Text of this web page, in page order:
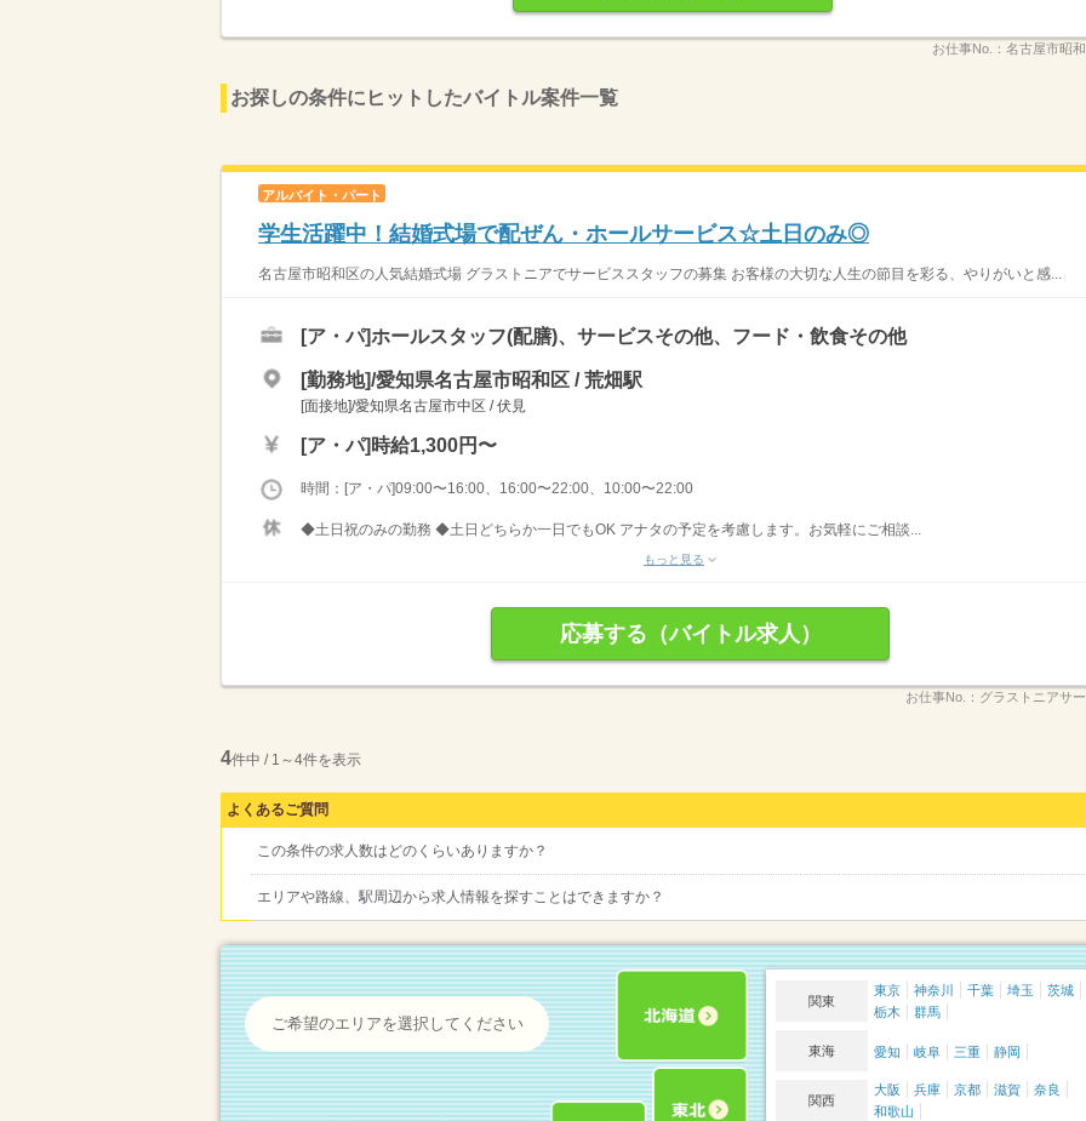
お仕事No.： 名古屋市昭
お探しの条件にヒットしたバイトル案件一覧
アルバイト・パート
学生活躍中！結婚式場で配ぜん・ホールサービス☆土日のみ◎
名古屋市昭和区の人気結婚式場 グラストニアでサービススタッフの募集 お客様の大切な人生の節目を彩る、やりがいと感...
[ア・パ]ホールスタッフ(配膳)、サービスその他、フード・飲食その他
[勤務地]/愛知県名古屋市昭和区 / 荒畑駅
[面接地]/愛知県名古屋市中区 / 伏見
[ア・パ] 時給1,300円〜
時間：[ア・パ]09:00〜16:00、16:00〜22:00、10:00〜22:00
◆土日祝のみの勤務 ◆土日どちらか一日でもOK アナタの予定を考慮します。お気軽にご相談...
もっと見る
応募する（バイトル求人）
お仕事No.： グラストニアサ
4件中 / 1～4件を表示
よくあるご質問
この条件の求人数はどのくらいありますか？
エリアや路線、駅周辺から求人情報を探すことはできますか？
ご希望のエリアを選択してください
関東
東京 神奈川 千葉 埼玉
茨城
栃木
群馬
東海 愛知 岐阜 三重 静岡
関西
大阪 兵庫 京都 滋賀
奈良
和歌山